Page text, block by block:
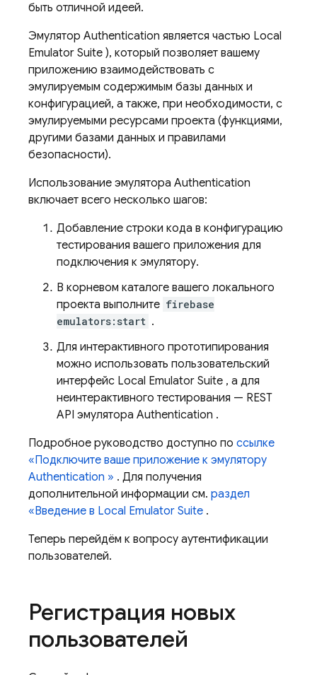
быть отличной идеей.
Эмулятор Authentication является частью Local
Emulator Suite ), который позволяет вашему
приложению взаимодействовать с
эмулируемым содержимым базы данных и
конфигурацией, а также, при необходимости, с
эмулируемыми ресурсами проекта (функциями,
другими базами данных и правилами
безопасности).
Использование эмулятора Authentication
включает всего несколько шагов:
Добавление строки кода в конфигурацию
тестирования вашего приложения для
подключения к эмулятору.
В корневом каталоге вашего локального
проекта выполните firebase
emulators:start .
Для интерактивного прототипирования
можно использовать пользовательский
интерфейс Local Emulator Suite , а для
неинтерактивного тестирования — REST
API эмулятора Authentication .
Подробное руководство доступно по ссылке
«Подключите ваше приложение к эмулятору
Authentication » . Для получения
дополнительной информации см. раздел
«Введение в Local Emulator Suite .
Теперь перейдём к вопросу аутентификации
пользователей.
Регистрация новых
пользователей